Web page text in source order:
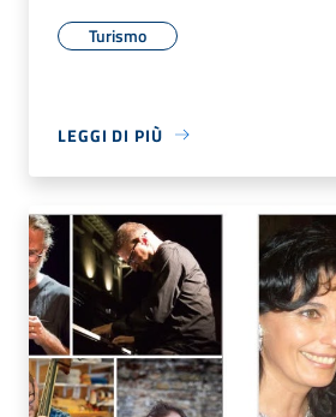
Turismo
LEGGI DI PIÙ